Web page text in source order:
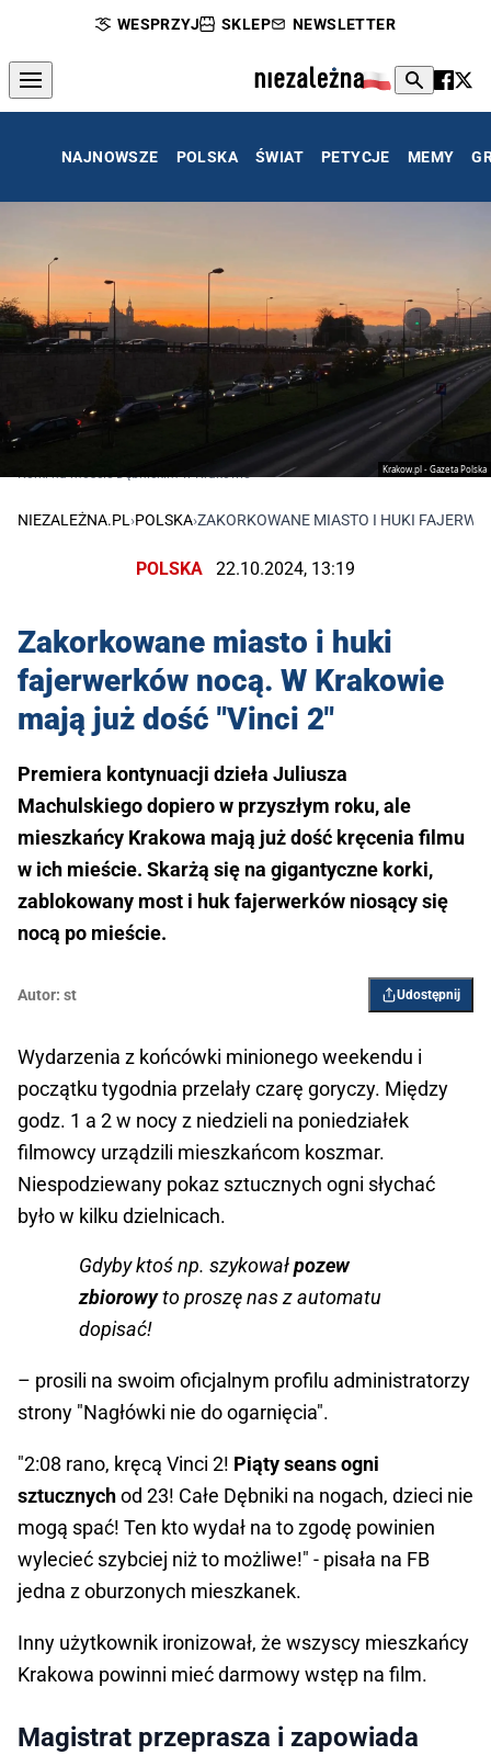
WESPRZYJ SKLEP NEWSLETTER
NAJNOWSZE POLSKA ŚWIAT PETYCJE MEMY
Krakow.pl - Gazeta Polska
Korki na moście Dębnickim w Krakowie
NIEZALEŻNA.PL ›POLSKA›ZAKORKOWANE MIASTO I HUKI
POLSKA 22.10.2024, 13:19
Zakorkowane miasto i huki
fajerwerków nocą. W Krakowie
mają już dość "Vinci 2"
Premiera kontynuacji dzieła Juliusza
Machulskiego dopiero w przyszłym roku, ale
mieszkańcy Krakowa mają już dość kręcenia filmu
w ich mieście. Skarżą się na gigantyczne korki,
zablokowany most i huk fajerwerków niosący się
nocą po mieście.
Autor: st Udostępnij
Wydarzenia z końcówki minionego weekendu i
początku tygodnia przelały czarę goryczy. Między
godz. 1 a 2 w nocy z niedzieli na poniedziałek
filmowcy urządzili mieszkańcom koszmar.
Niespodziewany pokaz sztucznych ogni słychać
było w kilku dzielnicach.
Gdyby ktoś np. szykowałpozew
zbiorowyto proszę nas z automatu
dopisać!
– prosili na swoim oficjalnym profilu administratorzy
strony "Nagłówki nie do ogarnięcia".
"2:08 rano, kręcą Vinci 2! Piąty seans ogni
sztucznychod 23! Całe Dębniki na nogach, dzieci nie
mogą spać! Ten kto wydał na to zgodę powinien
wylecieć szybciej niż to możliwe!" - pisała na FB
jedna z oburzonych mieszkanek.
Inny użytkownik ironizował, że wszyscy mieszkańcy
Krakowa powinni mieć darmowy wstęp na film.
Magistrat przeprasza i zapowiada